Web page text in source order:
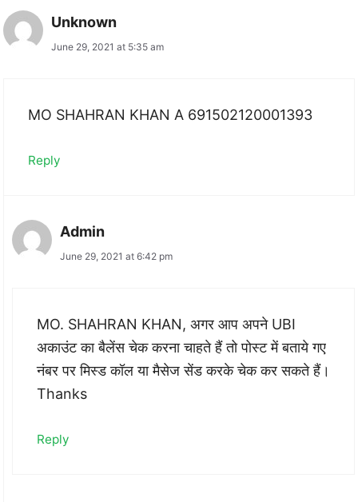
Unknown
June 29, 2021 at 5:35 am
MO SHAHRAN KHAN A 691502120001393
Reply
Admin
June 29, 2021 at 6:42 pm
MO. SHAHRAN KHAN, अगर आप अपने UBI
अकाउंट का बैलेंस चेक करना चाहते हैं तो पोस्ट में बताये गए
नंबर पर मिस्ड कॉल या मैसेज सेंड करके चेक कर सकते हैं।
Thanks
Reply